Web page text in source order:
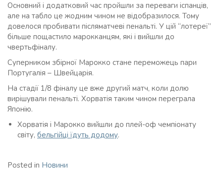
Основний і додатковий час пройшли за переваги іспанців,
але на табло це жодним чином не відобразилося. Тому
довелося пробивати післяматчеві пенальті. У цій “лотереї”
більше пощастило марокканцям, які і вийшли до
чвертьфіналу.
Суперником збірної Марокко стане переможець пари
Португалія – Швейцарія.
На стадії 1/8 фіналу це вже другий матч, коли долю
вирішували пенальті. Хорватія таким чином переграла
Японію.
Хорватія і Марокко вийшли до плей-оф чемпіонату
світу, бельгійці їдуть додому.
Posted in Новини